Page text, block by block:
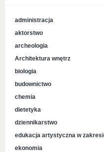
administracja
aktorstwo
archeologia
Architektura wnętrz
biologia
budownictwo
chemia
dietetyka
dziennikarstwo
edukacja artystyczna w
ekonomia